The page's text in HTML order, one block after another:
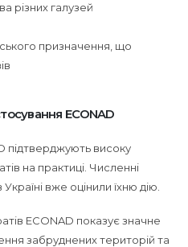
різних галузей
призначення, що
ECONAD
підтверджують високу
на практиці. Численні
вже оцінили їхню дію.
ECONAD показує значне
забруднених територій та